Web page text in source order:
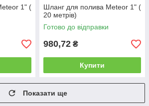
1" (
Шланг для полива Meteor 1" (
20 метрів)
Готово до відправки
980,72 ₴
Купити
Показати ще